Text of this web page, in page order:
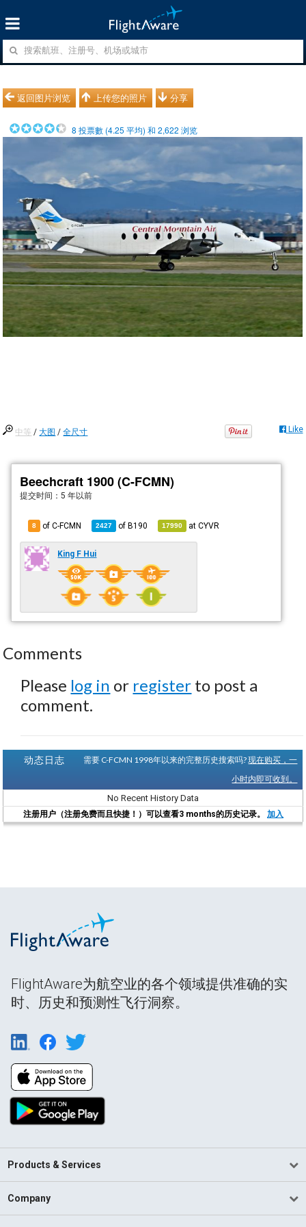
返回图片浏览 上传您的照片 分享
8 投票數 (4.25 平均) 和2,622 浏览
中等 /大图 /全尺寸 Like
Beechcraft 1900 (C-FCMN)
提交时间：5 年以前
8 of C-FCMN 2427 ofB190 17990 atCYVR
King F Hui
Comments
Please log in or register to post a
comment.
动态日志 需要 C-FCMN 1998年以来的完整历史搜索吗?现在购买，一
小时内即可收到。
No Recent History Data
注册用户（注册免费而且快捷！）可以查看3 months的历史记录。 加入
FlightAware为航空业的各个领域提供准确的实
时、历史和预测性飞行洞察。
Products & Services
Company